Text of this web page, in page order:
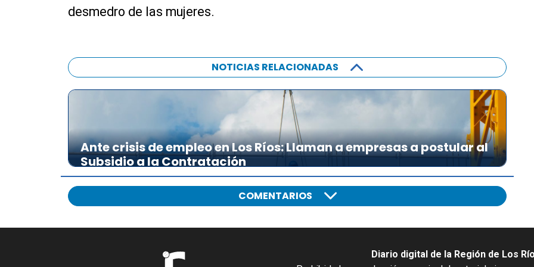
desmedro de las mujeres.
NOTICIAS RELACIONADAS
Ante crisis de empleo en Los Ríos: Llaman a empresas a postular al
Subsidio a la Contratación
COMENTARIOS
Diario digital de la Región de Los